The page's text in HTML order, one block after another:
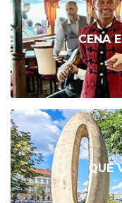
CENA
QUÉ